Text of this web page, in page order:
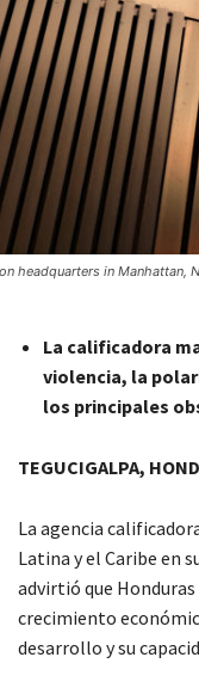
headquarters in Manhattan,
La calificadora
violencia, la
los principales
TEGUCIGALPA,
La agencia
Latina y el Caribe en
advirtió que
crecimiento
desarrollo y su